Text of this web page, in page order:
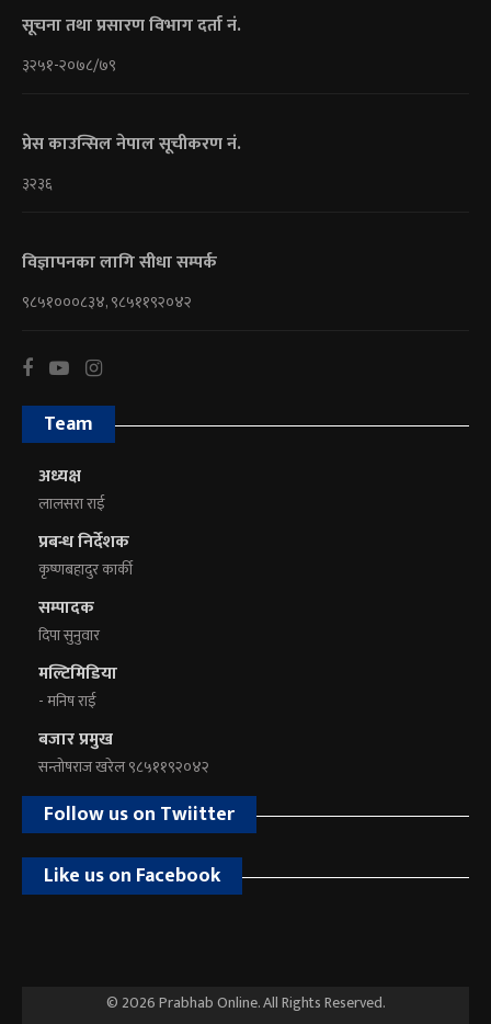
सूचना तथा प्रसारण विभाग दर्ता नं.
३२५१-२०७८/७९
प्रेस काउन्सिल नेपाल सूचीकरण नं.
३२३६
विज्ञापनका लागि सीधा सम्पर्क
९८५१०००८३४, ९८५११९२०४२
Team
अध्यक्ष
लालसरा राई
प्रबन्ध निर्देशक
कृष्णबहादुर कार्की
सम्पादक
दिपा सुनुवार
मल्टिमिडिया
- मनिष राई
बजार प्रमुख
सन्तोषराज खरेल ९८५११९२०४२
Follow us on Twiitter
Like us on Facebook
© 2026 Prabhab Online. All Rights Reserved.